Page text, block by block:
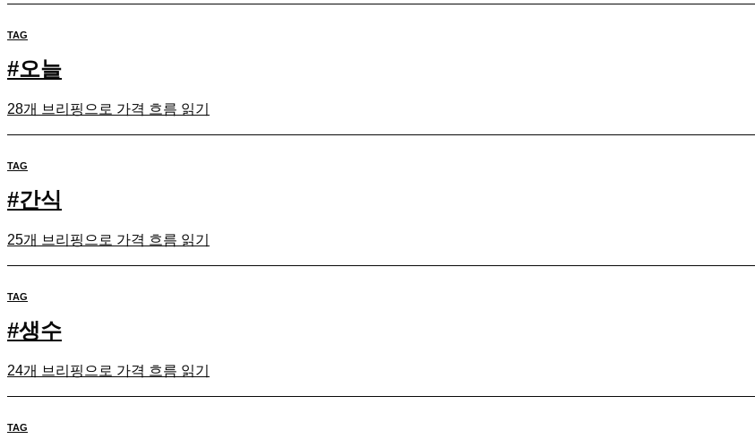
TAG
#오늘
28개 브리핑으로 가격 흐름 읽기
TAG
#간식
25개 브리핑으로 가격 흐름 읽기
TAG
#생수
24개 브리핑으로 가격 흐름 읽기
TAG